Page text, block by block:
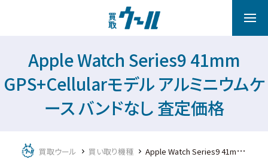
Apple Watch Series9 41mm
GPS+Cellularモデル アルミニウムケ
ース バンドなし 査定価格
買取ウール 買い取り機種 Apple Watch Series9 41mm GPS+Cellularモデル アルミニウムケース バンドなし